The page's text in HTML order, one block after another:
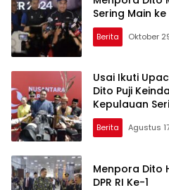
Sering Main
Berita Oktober
Usai Ikuti
Dito Puji
Kepulauan
Berita Agustus
Menpora Dito
DPR RI Ke-1